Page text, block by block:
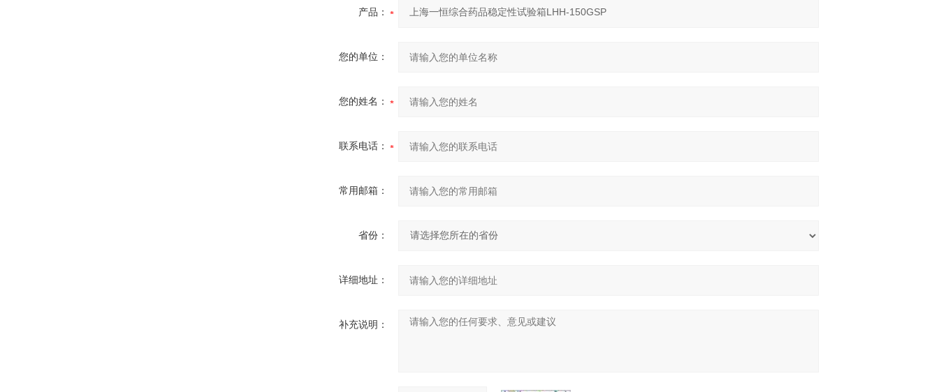
产品：
您的单位：
您的姓名：
联系电话：
常用邮箱：
省份：
详细地址：
补充说明：